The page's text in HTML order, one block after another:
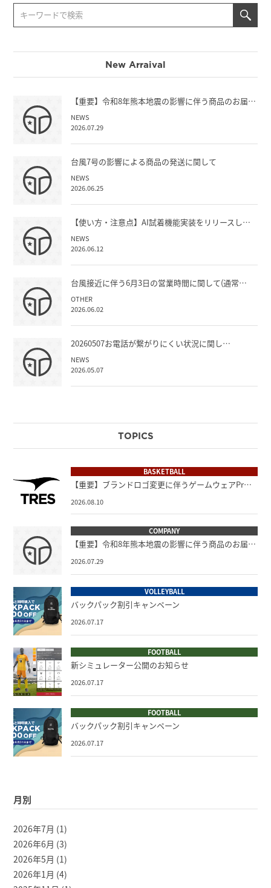
New Arraival
【重要】令和8年熊本地震の影響に伴う商品のお届…
NEWS
2026.07.29
台風7号の影響による商品の発送に関して
NEWS
2026.06.25
【使い方・注意点】AI試着機能実装をリリースし…
NEWS
2026.06.12
台風接近に伴う6月3日の営業時間に関して(通常…
OTHER
2026.06.02
20260507お電話が繋がりにくい状況に関し…
NEWS
2026.05.07
TOPICS
BASKETBALL
【重要】ブランドロゴ変更に伴うゲームウェアPr…
2026.08.10
COMPANY
【重要】令和8年熊本地震の影響に伴う商品のお届…
2026.07.29
VOLLEYBALL
バックパック割引キャンペーン
2026.07.17
FOOTBALL
新シミュレーター公開のお知らせ
2026.07.17
FOOTBALL
バックパック割引キャンペーン
2026.07.17
月別
2026年7月 (1)
2026年6月 (3)
2026年5月 (1)
2026年1月 (4)